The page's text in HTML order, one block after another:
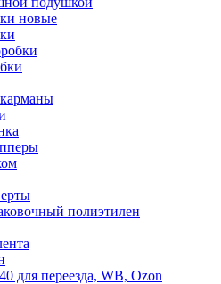
новые
полиэтилен
для переезда, WB, Ozon